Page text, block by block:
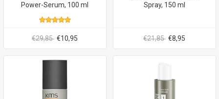
Power-Serum, 100 ml
€29,85 €10,95
Spray, 150 ml
€21,85 €8,95